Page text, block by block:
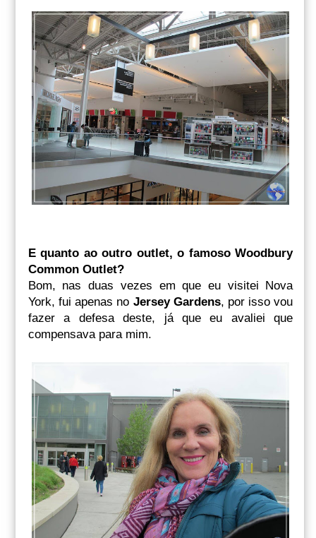
E quanto ao outro outlet, o famoso Woodbury
Common Outlet?
Bom, nas duas vezes em que eu visitei Nova
York, fui apenas no Jersey Gardens, por isso vou
fazer a defesa deste, já que eu avaliei que
compensava para mim.